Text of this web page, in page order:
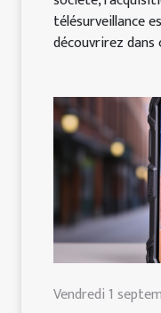
télésurveillance
découvrirez dans
Vendredi 1